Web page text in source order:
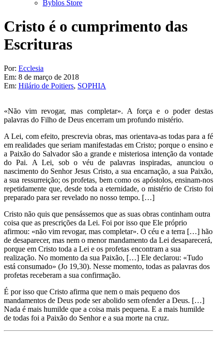
Byblos Store
Cristo é o cumprimento das
Escrituras
Por: Ecclesia
Em: 8 de março de 2018
Em: Hilário de Poitiers, SOPHIA
«Não vim revogar, mas completar». A força e o poder destas
palavras do Filho de Deus encerram um profundo mistério.
A Lei, com efeito, prescrevia obras, mas orientava-as todas para a fé
em realidades que seriam manifestadas em Cristo; porque o ensino e
a Paixão do Salvador são a grande e misteriosa intenção da vontade
do Pai. A Lei, sob o véu de palavras inspiradas, anunciou o
nascimento do Senhor Jesus Cristo, a sua encarnação, a sua Paixão,
a sua ressurreição; os profetas, bem como os apóstolos, ensinam-nos
repetidamente que, desde toda a eternidade, o mistério de Cristo foi
preparado para ser revelado no nosso tempo. […]
Cristo não quis que pensássemos que as suas obras continham outra
coisa que as prescrições da Lei. Foi por isso que Ele próprio
afirmou: «não vim revogar, mas completar». O céu e a terra […] hão
de desaparecer, mas nem o menor mandamento da Lei desaparecerá,
porque em Cristo toda a Lei e os profetas encontram a sua
realização. No momento da sua Paixão, […] Ele declarou: «Tudo
está consumado» (Jo 19,30). Nesse momento, todas as palavras dos
profetas receberam a sua confirmação.
É por isso que Cristo afirma que nem o mais pequeno dos
mandamentos de Deus pode ser abolido sem ofender a Deus. […]
Nada é mais humilde que a coisa mais pequena. E a mais humilde
de todas foi a Paixão do Senhor e a sua morte na cruz.